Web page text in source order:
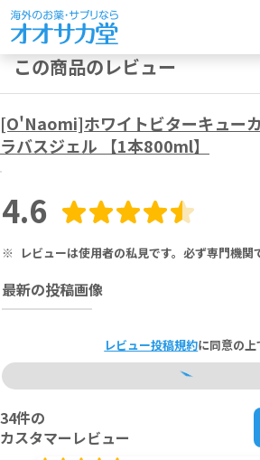
この商品のレビュー
[O'Naomi]ホワイトビターキュー
ラバスジェル 【1本800ml】
4.6
※ レビューは使用者の私見です。必ず専門機関
最新の投稿画像
レビュー投稿規約に同意の上
34件の
カスタマーレビュー